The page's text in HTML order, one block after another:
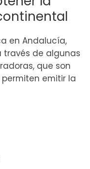
en Andalucía,
través de algunas
que son
emitir la